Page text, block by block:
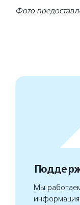
Фото
Мы
информация